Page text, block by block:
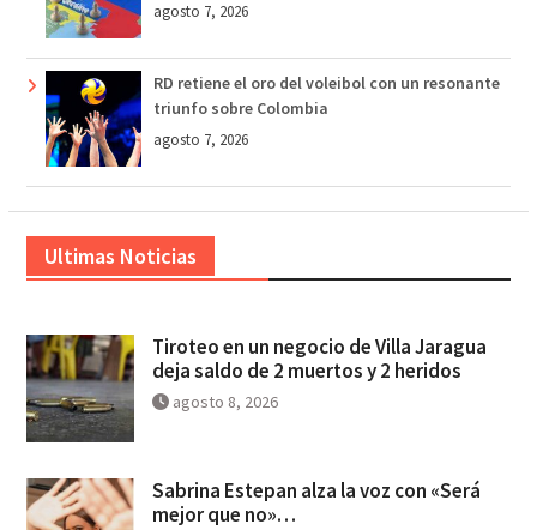
agosto 7, 2026
RD retiene el oro del voleibol con un resonante
triunfo sobre Colombia
agosto 7, 2026
Ultimas Noticias
Tiroteo en un negocio de Villa Jaragua
deja saldo de 2 muertos y 2 heridos
agosto 8, 2026
Sabrina Estepan alza la voz con «Será
mejor que no»…